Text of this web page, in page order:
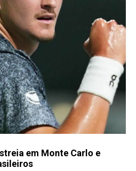
em Monte Carlo e